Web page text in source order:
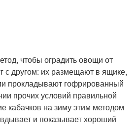
чтобы оградить овощи от
с другом: их размещают в ящике,
прокладывают гофрированный
прочих условий правильной
кабачков на зиму этим методом
и показывает хороший